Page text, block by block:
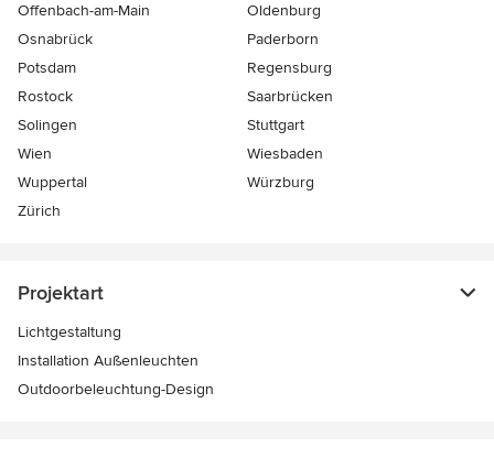
Offenbach-am-Main
Oldenburg
Osnabrück
Paderborn
Potsdam
Regensburg
Rostock
Saarbrücken
Solingen
Stuttgart
Wien
Wiesbaden
Wuppertal
Würzburg
Zürich
Projektart
Lichtgestaltung
Installation Außenleuchten
Outdoorbeleuchtung-Design